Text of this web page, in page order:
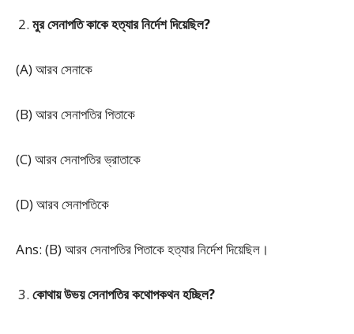
মুর সেনাপতি কাকে হত্যার নির্দেশ দিয়েছিল?
(A) আরব সেনাকে
(B) আরব সেনাপতির পিতাকে
(C) আরব সেনাপতির ভ্রাতাকে
(D) আরব সেনাপতিকে
Ans: (B) আরব সেনাপতির পিতাকে হত্যার নির্দেশ দিয়েছিল।
কোথায় উভয় সেনাপতির কথোপকথন হচ্ছিল?